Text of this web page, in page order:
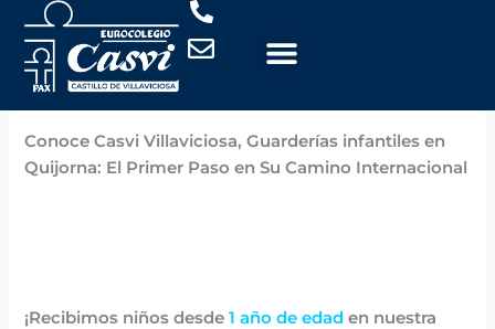
contenido
Por
Casvi/noviembre 6, 2024
Conoce Casvi Villaviciosa, Guarderías infantiles en
Quijorna: El Primer Paso en Su Camino Internacional
¡Recibimos niños desde1 año de edad en nuestra